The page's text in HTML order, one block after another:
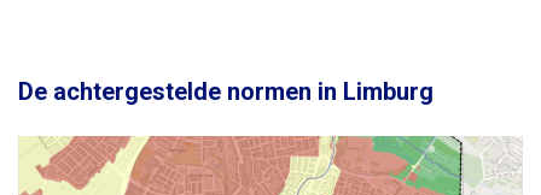
De achtergestelde normen in Limburg